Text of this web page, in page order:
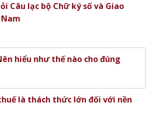
Câu lạc bộ Chữ ký số và Giao
hiểu như thế nào cho đúng
là thách thức lớn đối với nền